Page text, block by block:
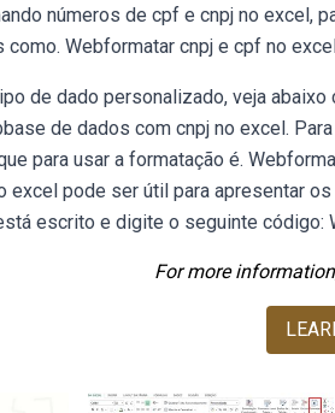
números de cpf e cnpj no excel,
como. Webformatar cnpj e cpf no
de dado personalizado, veja
de dados com cnpj no excel.
para usar a formatação é.
excel pode ser útil para apresentar
escrito e digite o seguinte
For more